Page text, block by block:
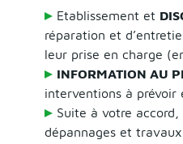
Etablissement et
réparation et
leur prise en charge
INFORMATION AU
interventions à prévoir
Suite à votre accord,
dépannages et